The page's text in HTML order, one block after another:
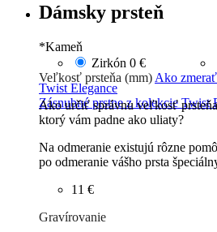
Twist Elegance
Zásnubné prstne z kolekcie Twist
Dámsky prsteň
*Kameň
Zirkón 0 €
Veľkosť prsteňa (mm) Ako
Ako určiť správnu veľkosť
ktorý vám padne ako uliaty?
Na odmeranie existujú rôzne
po odmeranie vášho prsta
11 €
Gravírovanie